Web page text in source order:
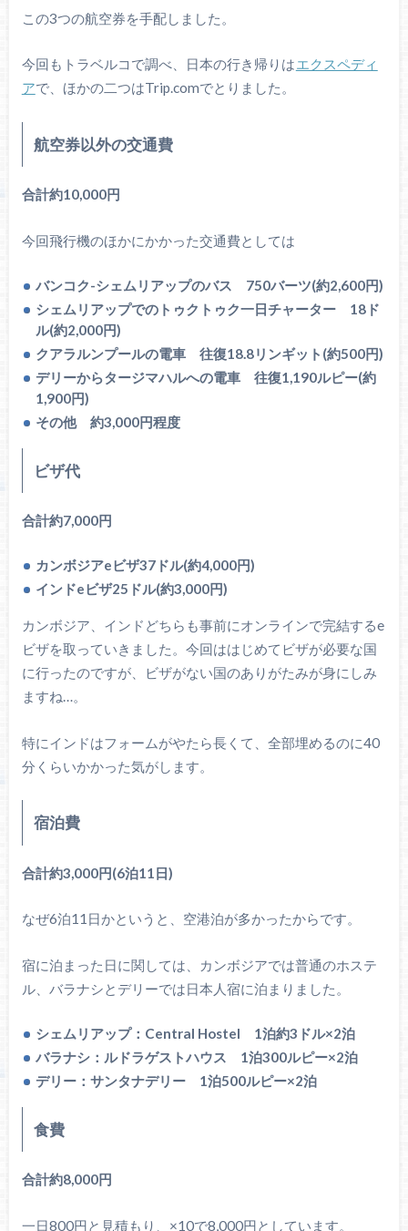
この3つの航空券を手配しました。
今回もトラベルコで調べ、日本の行き帰りはエクスペディ
アで、ほかの二つはTrip.comでとりました。
航空券以外の交通費
合計約10,000円
今回飛行機のほかにかかった交通費としては
バンコク-シェムリアップのバス 750バーツ(約2,600円)
シェムリアップでのトゥクトゥク一日チャーター 18ド
ル(約2,000円)
クアラルンプールの電車 往復18.8リンギット(約500円)
デリーからタージマハルへの電車 往復1,190ルピー(約
1,900円)
その他 約3,000円程度
ビザ代
合計約7,000円
カンボジアeビザ37ドル(約4,000円)
インドeビザ25ドル(約3,000円)
カンボジア、インドどちらも事前にオンラインで完結するe
ビザを取っていきました。今回ははじめてビザが必要な国
に行ったのですが、ビザがない国のありがたみが身にしみ
ますね…。
特にインドはフォームがやたら長くて、全部埋めるのに40
分くらいかかった気がします。
宿泊費
合計約3,000円(6泊11日)
なぜ6泊11日かというと、空港泊が多かったからです。
宿に泊まった日に関しては、カンボジアでは普通のホステ
ル、バラナシとデリーでは日本人宿に泊まりました。
シェムリアップ：Central Hostel 1泊約3ドル×2泊
バラナシ：ルドラゲストハウス 1泊300ルピー×2泊
デリー：サンタナデリー 1泊500ルピー×2泊
食費
合計約8,000円
一日800円と見積もり、×10で8,000円としています。